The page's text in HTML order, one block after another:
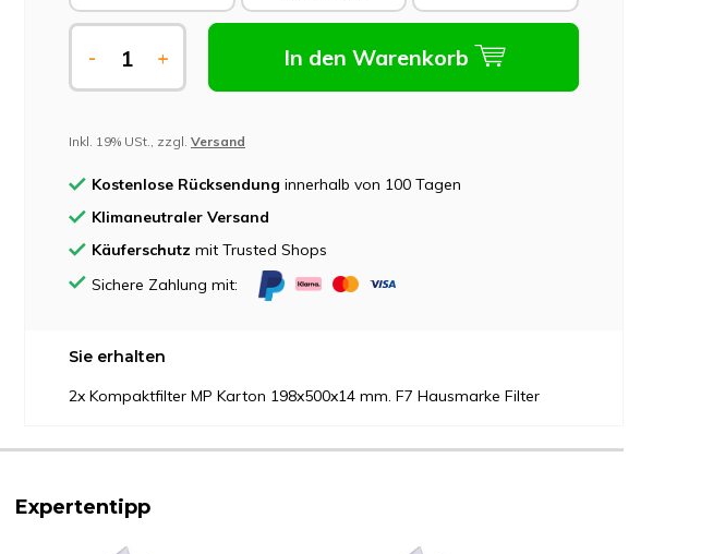
- + In den Warenkorb
Inkl. 19% USt., zzgl. Versand
Kostenlose Rücksendung innerhalb von 100 Tagen
Klimaneutraler Versand
Käuferschutz mit Trusted Shops
Sichere Zahlung mit:
Sie erhalten
2x Kompaktfilter MP Karton 198x500x14 mm. F7 Hausmarke Filter
Expertentipp